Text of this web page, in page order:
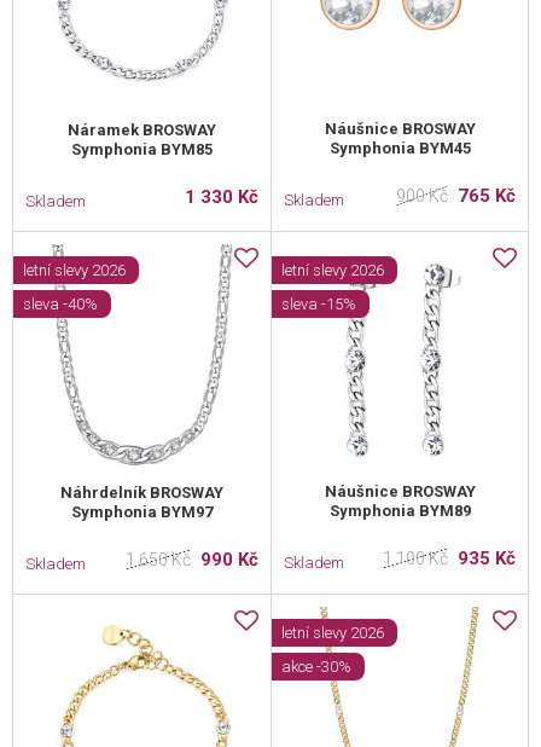
Náramek BROSWAY
Symphonia BYM85
Skladem 1 330 Kč
Náušnice BROSWAY
Symphonia BYM45
Skladem 900 Kč 765 Kč
Náhrdelník BROSWAY
Symphonia BYM97
letní slevy 2026
sleva -40%
Skladem 1 650 Kč 990 Kč
Náušnice BROSWAY
Symphonia BYM89
letní slevy 2026
sleva -15%
Skladem 1 100 Kč 935 Kč
letní slevy 2026
akce -30%